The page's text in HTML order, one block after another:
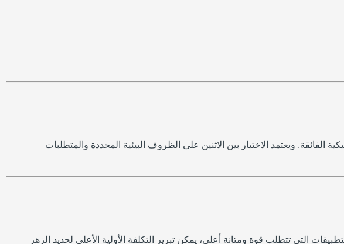
ويعتمد الاختيار بين الاثنين على الظروف البيئية المحددة والمتطلبات
التي تتطلب قوة ومتانة أعلى، يمكن تبرير التكلفة الأولية الأعلى لحديد الزهر